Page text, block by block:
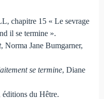
chapitre 15 « Le sevrage
il se termine ».
, Norma Jane Bumgarner,
se termine, Diane
du Hêtre.